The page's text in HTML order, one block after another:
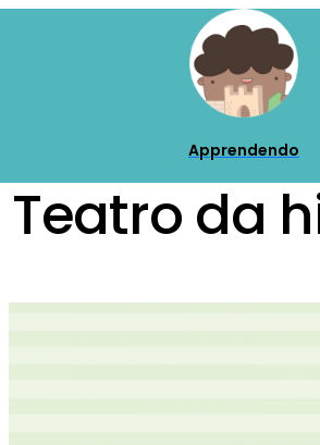
Apprendendo
Teatro da